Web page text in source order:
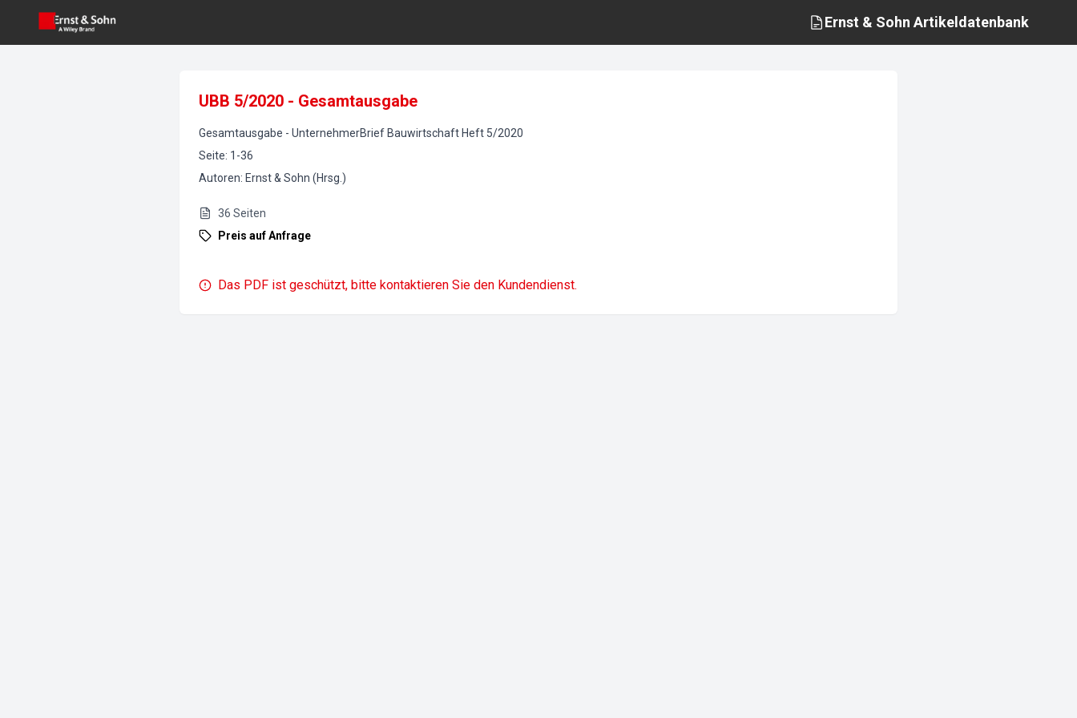
Ernst & Sohn Artikeldatenbank
UBB 5/2020 - Gesamtausgabe
Gesamtausgabe - UnternehmerBrief Bauwirtschaft Heft 5/2020
Seite: 1-36
Autoren: Ernst & Sohn (Hrsg.)
36 Seiten
Preis auf Anfrage
Das PDF ist geschützt, bitte kontaktieren Sie den Kundendienst.